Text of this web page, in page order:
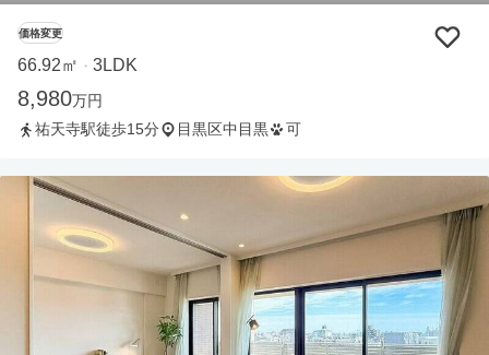
価格変更
66.92㎡ ・ 3LDK
8,980万円
祐天寺駅徒歩15分
目黒区中目黒 可